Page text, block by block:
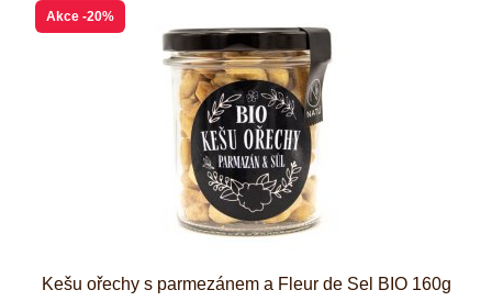
Akce -20%
Kešu ořechy s parmezánem a Fleur de Sel BIO 160g